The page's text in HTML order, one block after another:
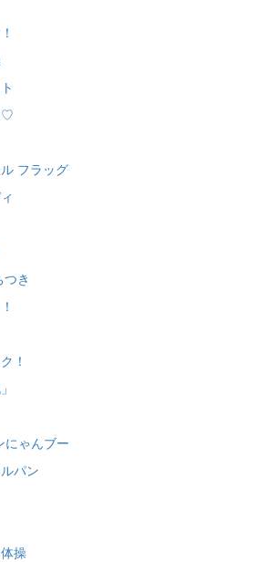
♡
フラッグ
き
！
にゃんブー
パン
操